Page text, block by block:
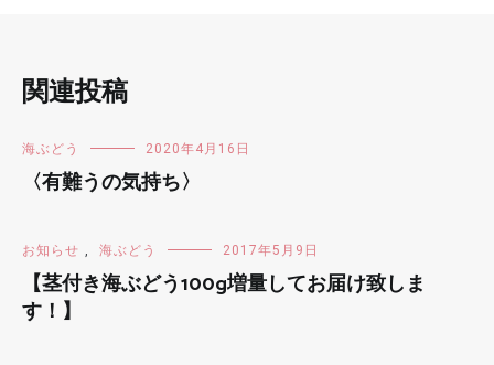
関連投稿
海ぶどう 2020年4月16日
〈有難うの気持ち〉
お知らせ , 海ぶどう 2017年5月9日
【茎付き海ぶどう100g増量してお届け致しま
す！】